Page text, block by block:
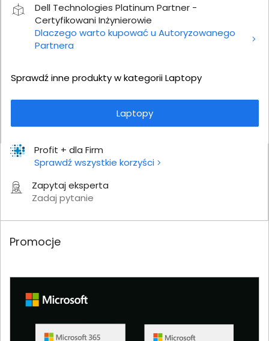
Profit + dla Firm
Sprawdź wszystkie korzyści
Zapytaj eksperta
Zadaj pytanie
Dell Technologies Platinum Partner -
Certyfikowani Inżynierowie
Dlaczego warto kupować u Autoryzowanego
Partnera
Sprawdź inne produkty w kategorii Laptopy
Laptopy
Promocje